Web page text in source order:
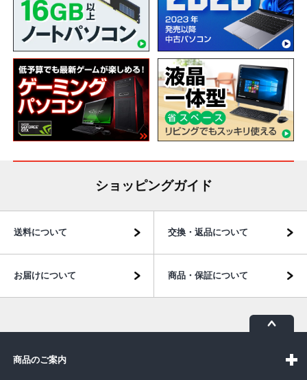
ショッピングガイド
送料について 交換・返品について
お届けについて 商品・保証について
商品のご案内